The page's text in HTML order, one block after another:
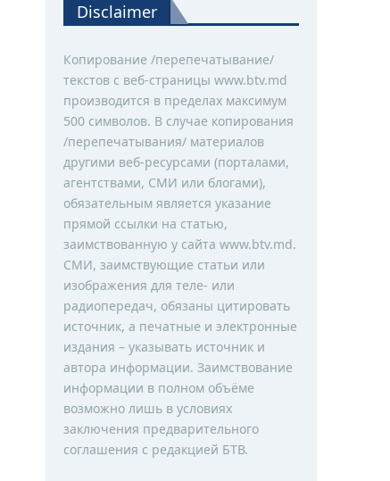
Disclaimer
Копирование /перепечатывание/
текстов с веб-страницы www.btv.md
производится в пределах максимум
500 символов. В случае копирования
/перепечатывания/ материалов
другими веб-ресурсами (порталами,
агентствами, СМИ или блогами),
обязательным является указание
прямой ссылки на статью,
заимствованную у сайта www.btv.md.
СМИ, заимствующие статьи или
изображения для теле- или
радиопередач, обязаны цитировать
источник, а печатные и электронные
издания – указывать источник и
автора информации. Заимствование
информации в полном объёме
возможно лишь в условиях
заключения предварительного
соглашения с редакцией БТВ.